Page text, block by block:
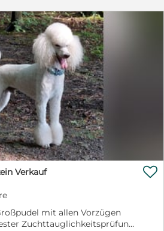
Verkauf
mit allen Vorzügen
Zuchttauglichkeitsprüfung
